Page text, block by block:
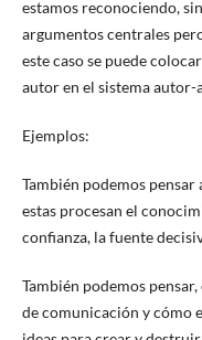
estamos reconociendo,
argumentos centrales
este caso se puede
autor en el sistema autor-
Ejemplos:
También podemos
estas procesan el
confianza, la fuente
También podemos
de comunicación y cómo